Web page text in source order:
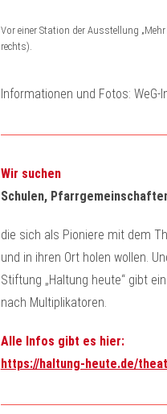
Vor einer Station der Ausstellung
rechts).
Informationen und Fotos: WeG-
Wir suchen
Schulen,
die sich als Pioniere mit dem
und in ihren Ort holen wollen.
Stiftung „Haltung heute“ gibt
nach Multiplikatoren.
Alle Infos gibt es hier:
https://haltung-heute.de/